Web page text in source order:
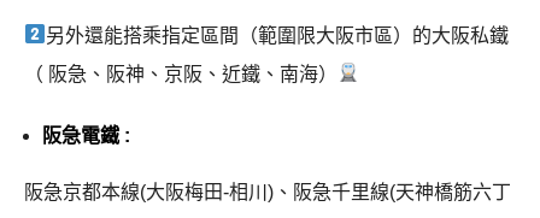
另外還能搭乘指定區間（範圍限大阪市區）的大阪私鐵
（ 阪急、阪神、京阪、近鐵、南海）
阪急電鐵 :
阪急京都本線(大阪梅田-相川)、阪急千里線(天神橋筋六丁